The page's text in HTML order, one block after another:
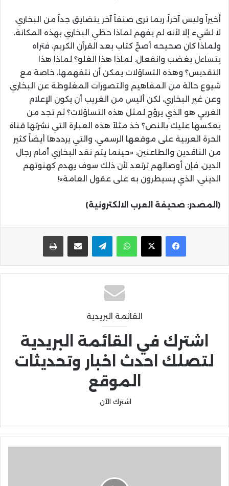
أخيراً وليس آخراً، ربما ترى صنفاً آخر يتضايق جداً من البخاري،
لا لشيء إلا لأنه لم يفهم لماذا حظي البخاري بهذه المكانة،
ولماذا كان صحيحه أصحّ كتاب بعد القرآن الكريم، فتراه
يتساءل بغضب وانفعال: لماذا هذا الغلو؟ لماذا هذا
التقديس؟ وهذه التساؤلات يمكن أن نتفهمها، خاصة مع
شيوع حالة من المفاهيم والتصورات المغلوطة عن البخاري
وعن غير البخاري، لكن أليس من الغريب أن يكون الإعلام
الغربي هو الذي يروّج لمثل هذه التساؤلات؟ ثم تجد من
يعكسها عليك بالنص؟ خذ مثلاً هذه العبارة التي نشرتها قناة
الحرة العربية على موقعها الرسمي، والتي يرددها أيضاً كثير
من الناقدين والطاعنين: «حينما يتم نقد البخاري أمام رجال
الدين، فإن أوصالهم ترتعد لأن ذلك سوف يهدم كهنوتهم
الديني، الذي يسيطرون به على عقول العامة»!
(المصدر: صحيفة العرب الالكترونية)
واتساب تيلقرام مشاركة عبر البريد
القائمة البريدية
اشترك في القائمة البريدية
لتصلك احدث اخبار وتحديثات
الموقع
اشترك الآن.